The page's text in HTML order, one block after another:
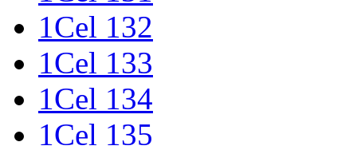
1Cel 132
1Cel 133
1Cel 134
1Cel 135